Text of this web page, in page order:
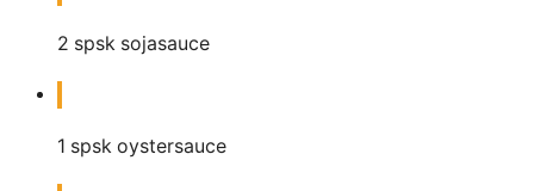
2 spsk sojasauce
1 spsk oystersauce